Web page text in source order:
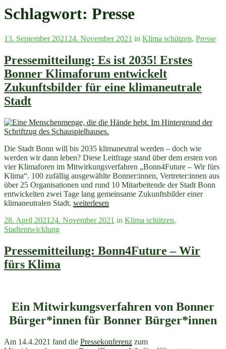
Schlagwort: Presse
Veröffentlicht
13. September 2021 24. November 2021 in Klima schützen, Presse
Pressemitteilung: Es ist 2035! Erstes
Bonner Klimaforum entwickelt
Zukunftsbilder für eine klimaneutrale
Stadt
Die Stadt Bonn will bis 2035 klimaneutral werden – doch wie
werden wir dann leben? Diese Leitfrage stand über dem ersten von
vier Klimaforen im Mitwirkungsverfahren „Bonn4Future – Wir fürs
Klima“. 100 zufällig ausgewählte Bonner:innen, Vertreter:innen aus
über 25 Organisationen und rund 10 Mitarbeitende der Stadt Bonn
entwickelten zwei Tage lang gemeinsame Zukunftsbilder einer
klimaneutralen Stadt. „Pressemitteilung:
ist
Bonner
Klimaforum
Stadt“
weiterlesen
Veröffentlicht
am
28. April 2021 24. November 2021 in Klima schützen,
Stadtentwicklung
Pressemitteilung: Bonn4Future – Wir
fürs Klima
Ein Mitwirkungsverfahren von Bonner
Bürger*innen für Bonner Bürger*innen
Am 14.4.2021 fand die Pressekonferenz zum